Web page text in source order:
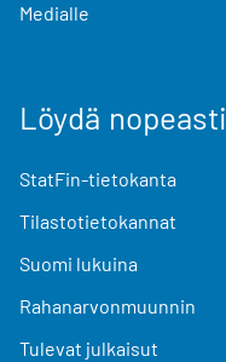
Medialle
Löydä nopeasti
StatFin-tietokanta
Tilastotietokannat
Suomi lukuina
Rahanarvonmuunnin
Tulevat julkaisut